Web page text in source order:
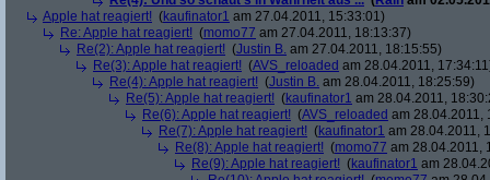
Apple hat reagiert! (kaufinator1 am 27.04.2011, 15:33:01)
Re: Apple hat reagiert! (momo77 am 27.04.2011, 18:13:37)
Re(2): Apple hat reagiert! (Justin B. am 27.04.2011, 18:15:55)
Re(3): Apple hat reagiert! (AVS_reloaded am 28.04.2011,
Re(4): Apple hat reagiert! (Justin B. am 28.04.2011, 18:25:59)
Re(5): Apple hat reagiert! (kaufinator1 am 28.04.2011,
Re(6): Apple hat reagiert! (AVS_reloaded am 28.04.2011,
Re(7): Apple hat reagiert! (kaufinator1 am 28.04.2011,
Re(8): Apple hat reagiert! (momo77 am 28.04.2011,
Re(9): Apple hat reagiert! (kaufinator1 am